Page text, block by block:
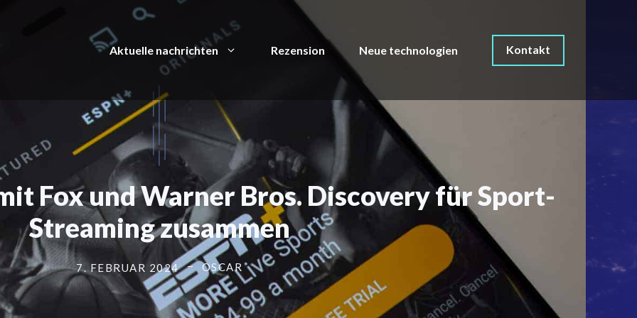
Aktuelle nachrichten Rezension Neue technologien Kontakt
Fox und Warner Bros. Discovery für Sport-
Streaming zusammen
7. FEBRUAR 2024 OSCAR